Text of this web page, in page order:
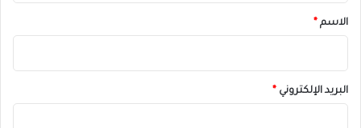
*
الاسم *
البريد الإلكتروني *